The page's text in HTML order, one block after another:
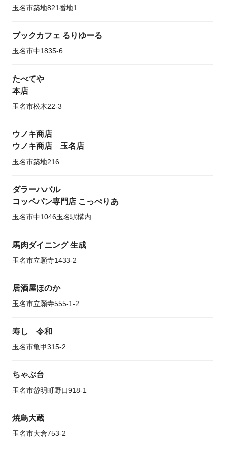
玉名市築地821番地1
ブックカフェ るりゆーる
玉名市中1835-6
たべてや
本店
玉名市松木22-3
ウノキ商店
ウノキ商店 玉名店
玉名市築地216
ダラーハバル
コッペパン専門店 こっぺりあ
玉名市中1046玉名駅構内
馬肉ダイニング 生成
玉名市立願寺1433-2
居酒屋ほのか
玉名市立願寺555-1-2
寿し 令和
玉名市亀甲315-2
ちゃぶ台
玉名市岱明町野口918-1
焼鳥大蔵
玉名市大倉753-2